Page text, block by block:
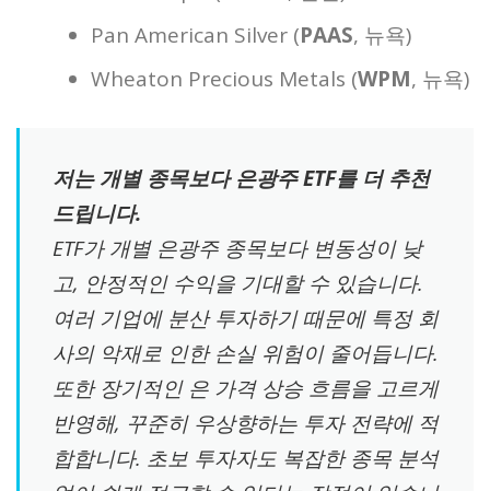
Pan American Silver (PAAS, 뉴욕)
Wheaton Precious Metals (WPM, 뉴욕)
저는 개별 종목보다 은광주 ETF를 더 추천
드립니다.
ETF가 개별 은광주 종목보다 변동성이 낮
고, 안정적인 수익을 기대할 수 있습니다.
여러 기업에 분산 투자하기 때문에 특정 회
사의 악재로 인한 손실 위험이 줄어듭니다.
또한 장기적인 은 가격 상승 흐름을 고르게
반영해, 꾸준히 우상향하는 투자 전략에 적
합합니다. 초보 투자자도 복잡한 종목 분석